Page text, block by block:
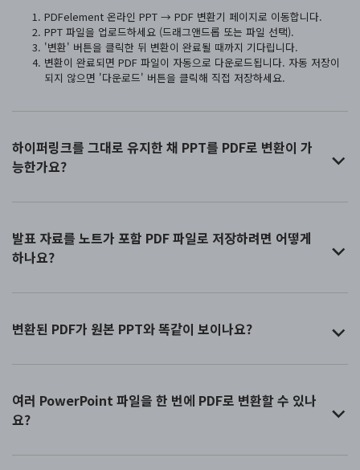
PDFelement 온라인 PPT → PDF 변환기 페이지로 이동합니다.
PPT 파일을 업로드하세요 (드래그앤드롭 또는 파일 선택).
'변환' 버튼을 클릭한 뒤 변환이 완료될 때까지 기다립니다.
변환이 완료되면 PDF 파일이 자동으로 다운로드됩니다. 자동 저장이
되지 않으면 '다운로드' 버튼을 클릭해 직접 저장하세요.
하이퍼링크를 그대로 유지한 채 PPT를 PDF로 변환이 가
능한가요?
발표 자료를 노트가 포함 PDF 파일로 저장하려면 어떻게
하나요?
변환된 PDF가 원본 PPT와 똑같이 보이나요?
여러 PowerPoint 파일을 한 번에 PDF로 변환할 수 있나
요?